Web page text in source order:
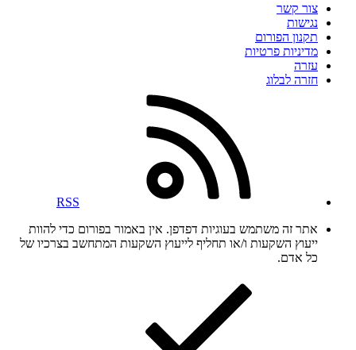
צור קשר
נגישות
תקנון הפורום
מדיניות פרטיות
עזרה
חזרה לבלוג
RSS
אתר זה משתמש בעוגיות דפדפן. אין באמור בפורום כדי להוות
ייעוץ השקעות ו/או תחליף לייעוץ השקעות המתחשב בצרכיו של
כל אדם.